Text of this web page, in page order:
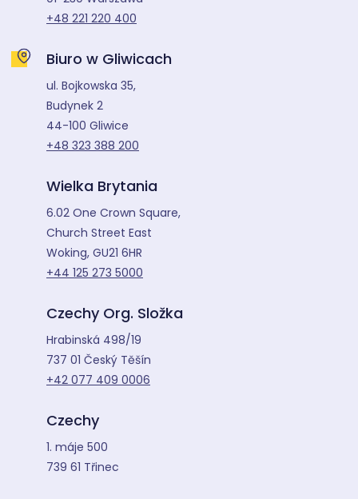
+48 221 220 400
Biuro w Gliwicach
ul. Bojkowska 35,
Budynek 2
44-100 Gliwice
+48 323 388 200
Wielka Brytania
6.02 One Crown Square,
Church Street East
Woking, GU21 6HR
+44 125 273 5000
Czechy Org. Složka
Hrabinská 498/19
737 01 Český Těšín
+42 077 409 0006
Czechy
1. máje 500
739 61 Třinec